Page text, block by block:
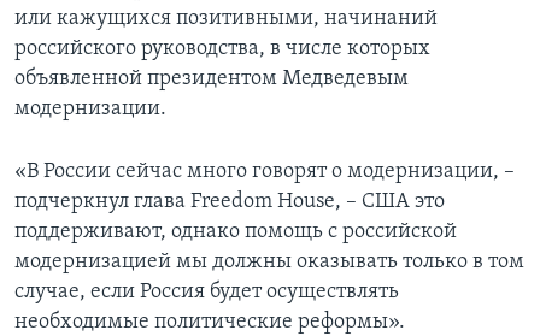
или кажущихся позитивными, начинаний
российского руководства, в числе которых
объявленной президентом Медведевым
модернизации.
«В России сейчас много говорят о модернизации, –
подчеркнул глава Freedom House, – США это
поддерживают, однако помощь с российской
модернизацией мы должны оказывать только в том
случае, если Россия будет осуществлять
необходимые политические реформы».